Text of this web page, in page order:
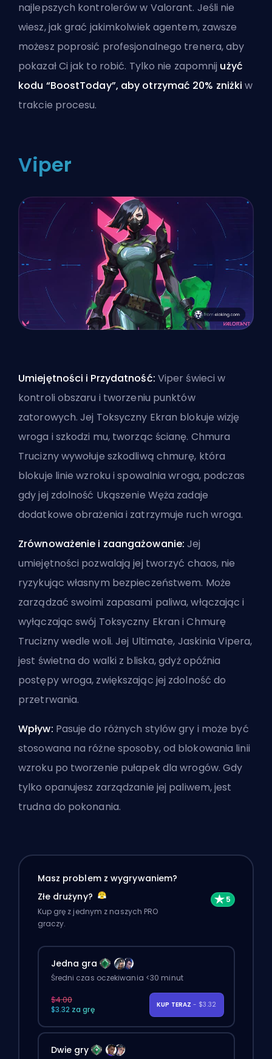
najlepszych kontrolerów w Valorant. Jeśli nie
wiesz, jak grać jakimkolwiekagentem, zawsze
możesz poprosić profesjonalnego trenera, aby
pokazał Ci jak to robić. Tylko nie zapomnij użyć
kodu “BoostToday”, aby otrzymać 20% zniżki w
trakcie procesu.
Viper
Umiejętności i Przydatność: Viper świeci w
kontroli obszaru i tworzeniu punktów
zatorowych. Jej Toksyczny Ekran blokuje wizję
wroga i szkodzi mu, tworząc ścianę. Chmura
Trucizny wywołuje szkodliwą chmurę, która
blokuje linie wzroku i spowalnia wroga, podczas
gdy jej zdolność Ukąszenie Węża zadaje
dodatkowe obrażenia i zatrzymuje ruch wroga.
Zrównoważenie i zaangażowanie:Jej
umiejętności pozwalają jej tworzyć chaos, nie
ryzykując własnym bezpieczeństwem. Może
zarządzać swoimi zapasami paliwa, włączając i
wyłączając swój Toksyczny Ekran i Chmurę
Trucizny wedle woli. Jej Ultimate, Jaskinia Vipera,
jest świetna do walki z bliska, gdyż opóźnia
postępy wroga, zwiększając jej zdolność do
przetrwania.
Wpływ: Pasuje do różnych stylów gry i może być
stosowana na różne sposoby, od blokowania linii
wzroku po tworzenie pułapek dla wrogów. Gdy
tylko opanujesz zarządzanie jej paliwem, jest
trudna do pokonania.
Masz problem z wygrywaniem?
Złe drużyny?
Kup grę z jednym z naszych PRO
graczy.
Jedna gra
Średni czas oczekiwania <30 minut
$4.00
$3.32 za grę
KUP TERAZ - $3.32
Dwie gry